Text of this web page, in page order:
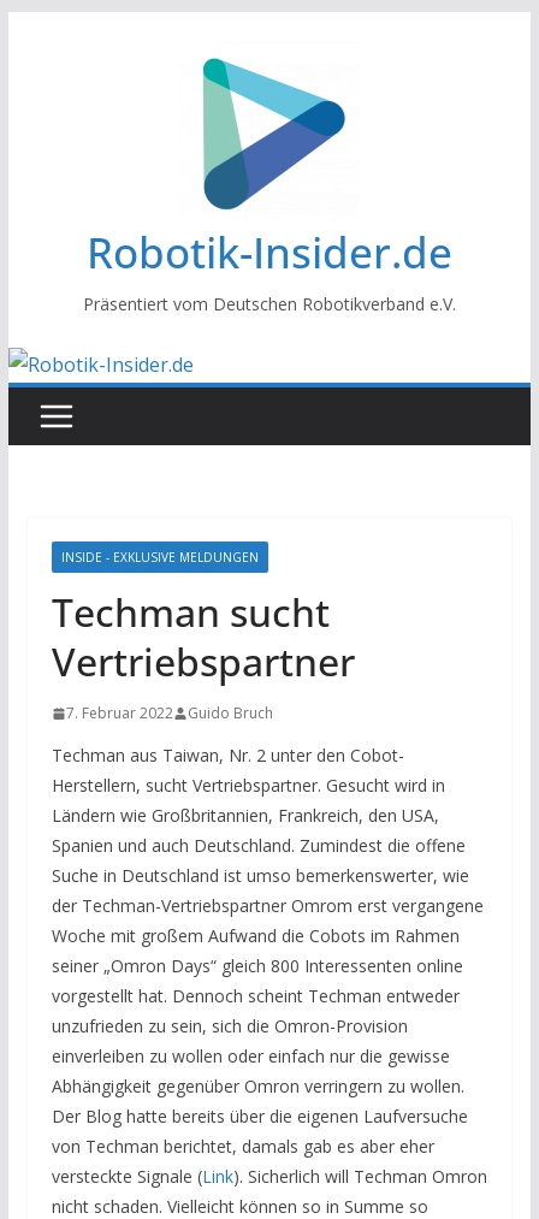
Robotik-Insider.de
Präsentiert vom Deutschen Robotikverband e.V.
INSIDE - EXKLUSIVE MELDUNGEN
Techman sucht
Vertriebspartner
7. Februar 2022 Guido Bruch
Techman aus Taiwan, Nr. 2 unter den Cobot-
Herstellern, sucht Vertriebspartner. Gesucht wird in
Ländern wie Großbritannien, Frankreich, den USA,
Spanien und auch Deutschland. Zumindest die offene
Suche in Deutschland ist umso bemerkenswerter, wie
der Techman-Vertriebspartner Omrom erst vergangene
Woche mit großem Aufwand die Cobots im Rahmen
seiner „Omron Days“ gleich 800 Interessenten online
vorgestellt hat. Dennoch scheint Techman entweder
unzufrieden zu sein, sich die Omron-Provision
einverleiben zu wollen oder einfach nur die gewisse
Abhängigkeit gegenüber Omron verringern zu wollen.
Der Blog hatte bereits über die eigenen Laufversuche
von Techman berichtet, damals gab es aber eher
versteckte Signale (Link). Sicherlich will Techman Omron
nicht schaden. Vielleicht können so in Summe so